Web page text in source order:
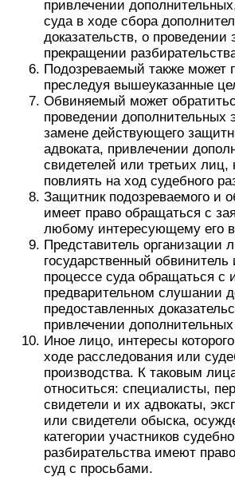
привлечении
суда в ходе сбора
доказательств, о проведении
прекращении
Подозреваемый также может
преследуя вышеуказанные
Обвиняемый может
проведении дополнительных
замене действующего
адвоката, привлечении
свидетелей или третьих лиц,
повлиять на ход судебного
Защитник подозреваемого и
имеет право обращаться с
любому интересующему его
Представитель организации
государственный обвинитель
процессе суда обращаться с
предварительном слушании
предоставленных
привлечении
Иное лицо, интересы
ходе расследования или
производства. К таковым
относиться: специалисты,
свидетели и их адвокаты,
или свидетели обыска,
категории участников
разбирательства имеют
суд с просьбами.